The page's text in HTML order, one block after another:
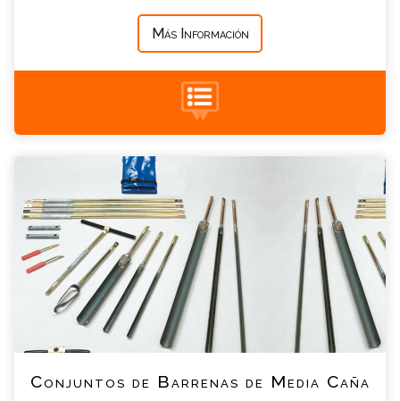
Más Información
+34 935 900 007
Conjuntos de Barrenas de Media Caña
Por favor completa el formulario, un miembro
de nuestro equipo contactara contigo en
breve
Nombre
*
Email